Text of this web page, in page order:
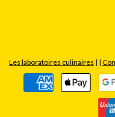
Les laboratoires culinaires | |